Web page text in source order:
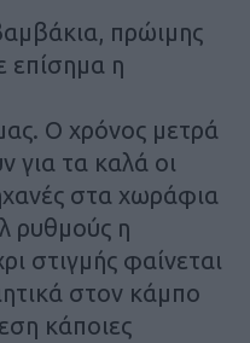
πρώιμης
επίσημα η
Ο χρόνος μετρά
για τα καλά οι
στα χωράφια
ρυθμούς η
στιγμής φαίνεται
στον κάμπο
κάποιες